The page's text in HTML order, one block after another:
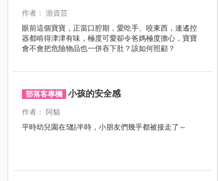
作者： 游資芸
眼前這個寶寶，正當口腔期，愛吃手、咬東西，連遙控
器都啃得津津有味，極度可愛卻令爸媽極度擔心，寶寶
會不會把危險物品也一併吞下肚？該如何照顧？
部落客專欄 小孩的安全感
作者： 阿貓
平時幼兒園在5點半時，小朋友們幾乎都被接走了～